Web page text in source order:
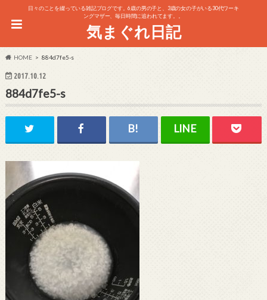
日々のことを綴っている雑記ブログです。6歳の男の子と、3歳の女の子がいる30代ワーキ
ングマザー、毎日時間に追われてます。。
気まぐれ日記
HOME 884d7fe5-s
2017.10.12
884d7fe5-s